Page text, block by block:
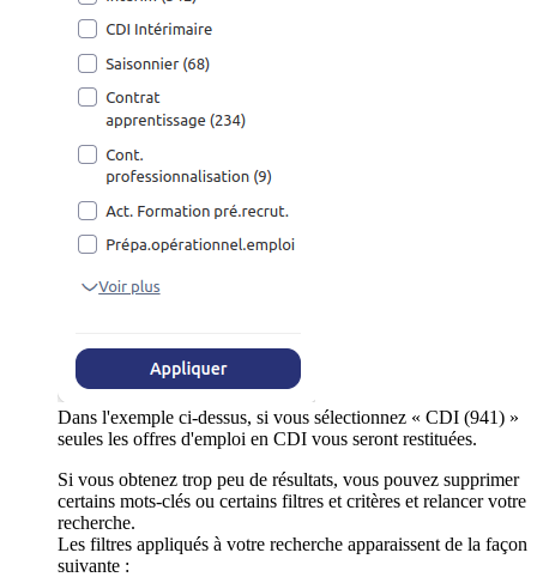
Dans l'exemple ci-dessus, si vous sélectionnez « CDI (941) »
seules les offres d'emploi en CDI vous seront restituées.
Si vous obtenez trop peu de résultats, vous pouvez supprimer
certains mots-clés ou certains filtres et critères et relancer votre
recherche.
Les filtres appliqués à votre recherche apparaissent de la façon
suivante :